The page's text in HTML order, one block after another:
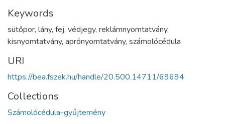
Keywords
sütőpor, lány, fej, védjegy, reklámnyomtatvány,
kisnyomtatvány, aprónyomtatvány, számolócédula
URI
https://bea.fszek.hu/handle/20.500.14711/69694
Collections
Számolócédula-gyűjtemény